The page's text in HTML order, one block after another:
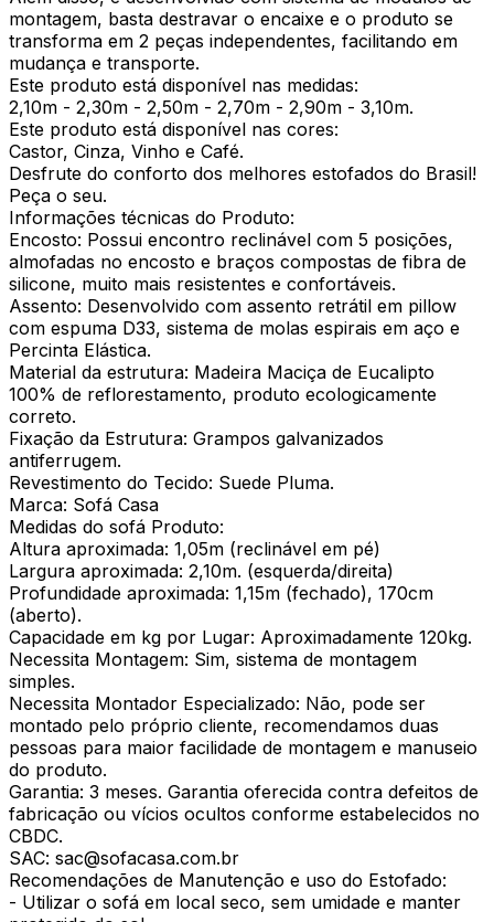
montagem, basta destravar o encaixe e o produto se
transforma em 2 peças independentes, facilitando em
mudança e transporte.
Este produto está disponível nas medidas:
2,10m - 2,30m - 2,50m - 2,70m - 2,90m - 3,10m.
Este produto está disponível nas cores:
Castor, Cinza, Vinho e Café.
Desfrute do conforto dos melhores estofados do Brasil!
Peça o seu.
Informações técnicas do Produto:
Encosto: Possui encontro reclinável com 5 posições,
almofadas no encosto e braços compostas de fibra de
silicone, muito mais resistentes e confortáveis.
Assento: Desenvolvido com assento retrátil em pillow
com espuma D33, sistema de molas espirais em aço e
Percinta Elástica.
Material da estrutura: Madeira Maciça de Eucalipto
100% de reflorestamento, produto ecologicamente
correto.
Fixação da Estrutura: Grampos galvanizados
antiferrugem.
Revestimento do Tecido: Suede Pluma.
Marca: Sofá Casa
Medidas do sofá Produto:
Altura aproximada: 1,05m (reclinável em pé)
Largura aproximada: 2,10m. (esquerda/direita)
Profundidade aproximada: 1,15m (fechado), 170cm
(aberto).
Capacidade em kg por Lugar: Aproximadamente 120kg.
Necessita Montagem: Sim, sistema de montagem
simples.
Necessita Montador Especializado: Não, pode ser
montado pelo próprio cliente, recomendamos duas
pessoas para maior facilidade de montagem e manuseio
do produto.
Garantia: 3 meses. Garantia oferecida contra defeitos de
fabricação ou vícios ocultos conforme estabelecidos no
CBDC.
SAC: sac@sofacasa.com.br
Recomendações de Manutenção e uso do Estofado:
- Utilizar o sofá em local seco, sem umidade e manter